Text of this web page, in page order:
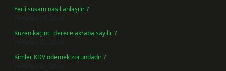
Yerli susam nasıl anlaşılır ?
Temmuz 29, 2026
Kuzen kaçıncı derece akraba sayılır ?
Temmuz 27, 2026
Kimler KDV ödemek zorundadır ?
Temmuz 25, 2026